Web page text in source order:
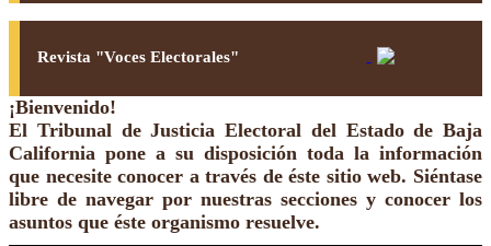
Revista "Voces Electorales"
¡Bienvenido!
El Tribunal de Justicia Electoral del Estado de Baja
California pone a su disposición toda la información
que necesite conocer a través de éste sitio web. Siéntase
libre de navegar por nuestras secciones y conocer los
asuntos que éste organismo resuelve.